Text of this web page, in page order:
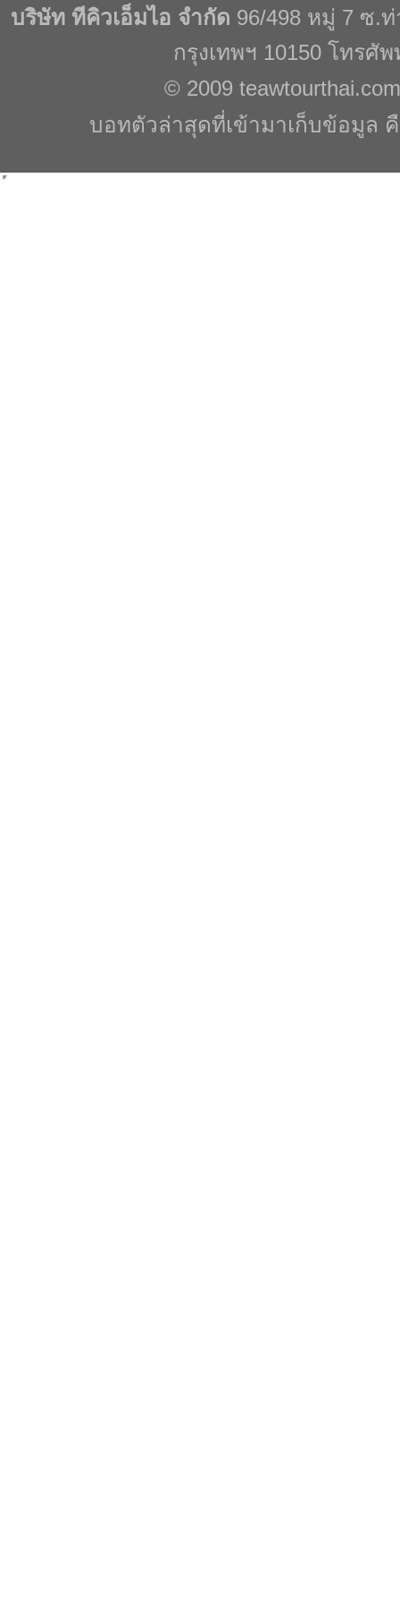
บริษัท ทีคิวเอ็มไอ จำกัด 96/498 หมู่ 7 ซ.
กรุงเทพฯ 10150 โทรศั
© 2009 teawtourthai.com
บอทตัวล่าสุดที่เข้ามาเก็บข้อมูล คื